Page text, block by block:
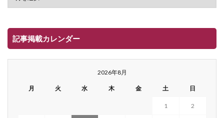
記事掲載カレンダー
2026年8月
月 火 水 木 金 土 日
1 2